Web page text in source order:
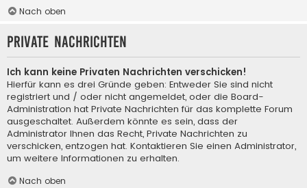
Nach oben
Private Nachrichten
Ich kann keine Privaten Nachrichten verschicken!
Hierfür kann es drei Gründe geben: Entweder Sie sind nicht
registriert und / oder nicht angemeldet, oder die Board-
Administration hat Private Nachrichten für das komplette Forum
ausgeschaltet. Außerdem könnte es sein, dass der
Administrator Ihnen das Recht, Private Nachrichten zu
verschicken, entzogen hat. Kontaktieren Sie einen Administrator,
um weitere Informationen zu erhalten.
Nach oben